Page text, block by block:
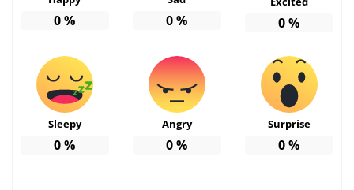
0% 0% 0%
Sleepy
0%
Angry
0%
Surprise
0%